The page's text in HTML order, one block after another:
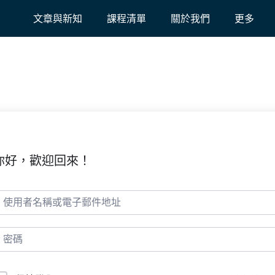
文章與新知 課程清單 關於我們 更多
好，歡迎回來！